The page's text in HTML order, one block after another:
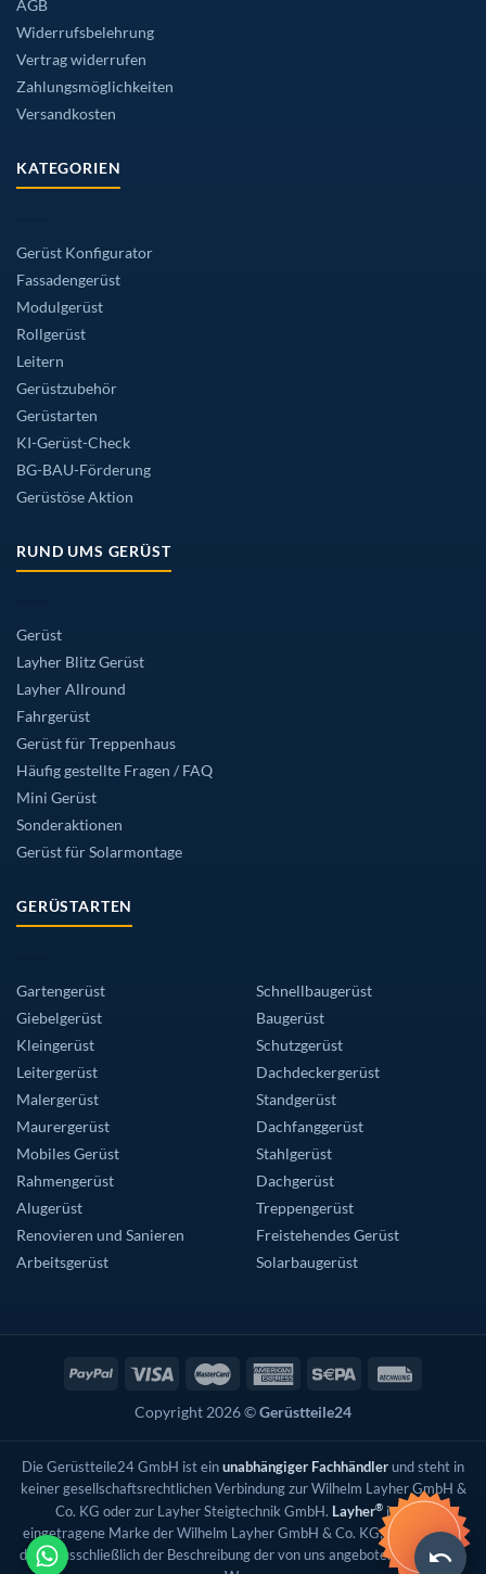
AGB
Widerrufsbelehrung
Vertrag widerrufen
Zahlungsmöglichkeiten
Versandkosten
KATEGORIEN
Gerüst Konfigurator
Fassadengerüst
Modulgerüst
Rollgerüst
Leitern
Gerüstzubehör
Gerüstarten
KI-Gerüst-Check
BG-BAU-Förderung
Gerüstöse Aktion
RUND UMS GERÜST
Gerüst
Layher Blitz Gerüst
Layher Allround
Fahrgerüst
Gerüst für Treppenhaus
Häufig gestellte Fragen / FAQ
Mini Gerüst
Sonderaktionen
Gerüst für Solarmontage
GERÜSTARTEN
Gartengerüst
Giebelgerüst
Kleingerüst
Leitergerüst
Malergerüst
Maurergerüst
Mobiles Gerüst
Rahmengerüst
Alugerüst
Renovieren und Sanieren
Arbeitsgerüst
Schnellbaugerüst
Baugerüst
Schutzgerüst
Dachdeckergerüst
Standgerüst
Dachfanggerüst
Stahlgerüst
Dachgerüst
Treppengerüst
Freistehendes Gerüst
Solarbaugerüst
Copyright 2026 ©Gerüstteile24
Die Gerüstteile24 GmbH ist ein unabhängiger Fachhändler und steht in
keiner gesellschaftsrechtlichen Verbindung zur Wilhelm Layher GmbH &
Co. KG oder zur Layher Steigtechnik GmbH. Layher® ist eine
eingetragene Marke der Wilhelm Layher GmbH & Co. KG; die Nennung
dient ausschließlich der Beschreibung der von uns angebotenen Original-